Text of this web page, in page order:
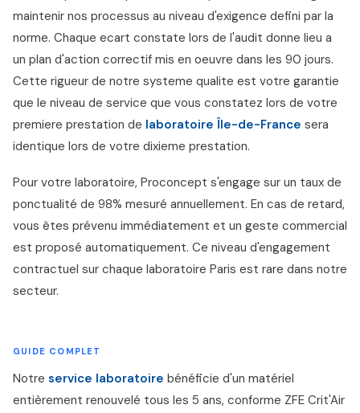
maintenir nos processus au niveau d'exigence defini par la
norme. Chaque ecart constate lors de l'audit donne lieu a
un plan d'action correctif mis en oeuvre dans les 90 jours.
Cette rigueur de notre systeme qualite est votre garantie
que le niveau de service que vous constatez lors de votre
premiere prestation de laboratoire Île-de-France sera
identique lors de votre dixieme prestation.
Pour votre laboratoire, Proconcept s'engage sur un taux de
ponctualité de 98% mesuré annuellement. En cas de retard,
vous êtes prévenu immédiatement et un geste commercial
est proposé automatiquement. Ce niveau d'engagement
contractuel sur chaque laboratoire Paris est rare dans notre
secteur.
GUIDE COMPLET
Notre service laboratoire bénéficie d'un matériel
entièrement renouvelé tous les 5 ans, conforme ZFE Crit'Air